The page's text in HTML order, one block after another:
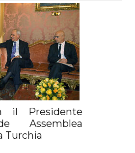
il Presidente
Assemblea
Turchia